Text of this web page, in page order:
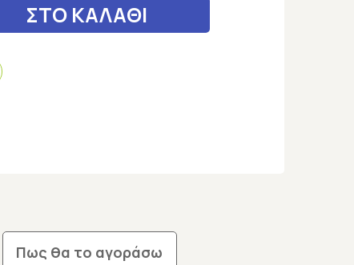
ΣΤΟ ΚΑΛΑΘΙ
Πως θα το αγοράσω